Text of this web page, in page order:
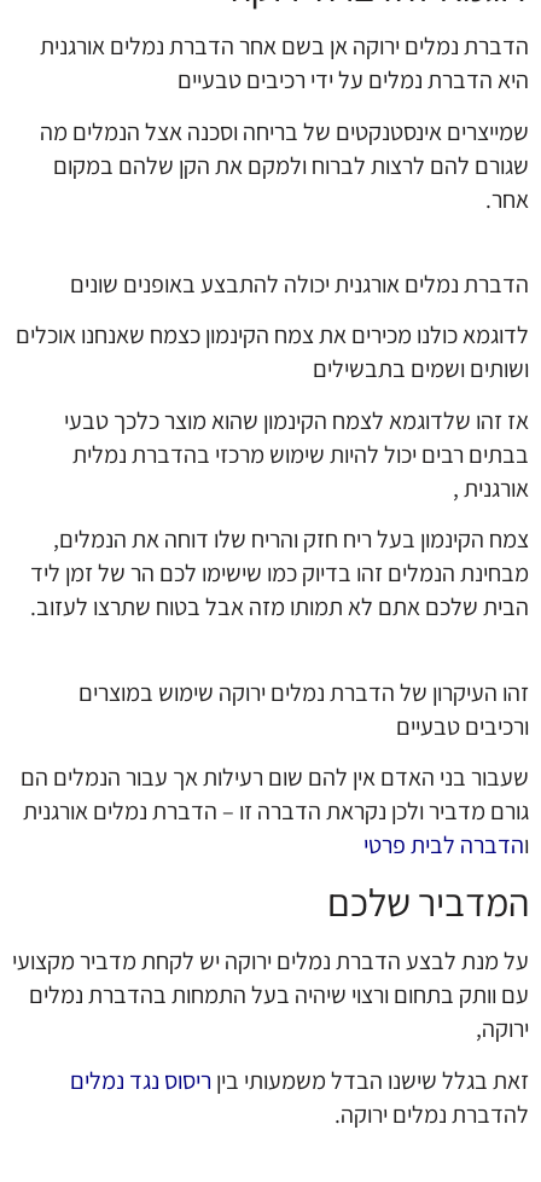
הדברת נמלים ירוקה אן בשם אחר הדברת נמלים אורגנית
היא הדברת נמלים על ידי רכיבים טבעיים
שמייצרים אינסטנקטים של בריחה וסכנה אצל הנמלים מה
שגורם להם לרצות לברוח ולמקם את הקן שלהם במקום
אחר.
הדברת נמלים אורגנית יכולה להתבצע באופנים שונים
לדוגמא כולנו מכירים את צמח הקינמון כצמח שאנחנו אוכלים
ושותים ושמים בתבשילים
אז זהו שלדוגמא לצמח הקינמון שהוא מוצר כלכך טבעי
בבתים רבים יכול להיות שימוש מרכזי בהדברת נמלית
אורגנית ,
צמח הקינמון בעל ריח חזק והריח שלו דוחה את הנמלים,
מבחינת הנמלים זהו בדיוק כמו שישימו לכם הר של זמן ליד
הבית שלכם אתם לא תמותו מזה אבל בטוח שתרצו לעזוב.
זהו העיקרון של הדברת נמלים ירוקה שימוש במוצרים
ורכיבים טבעיים
שעבור בני האדם אין להם שום רעילות אך עבור הנמלים הם
גורם מדביר ולכן נקראת הדברה זו – הדברת נמלים אורגנית
והדברה לבית פרטי
המדביר שלכם
על מנת לבצע הדברת נמלים ירוקה יש לקחת מדביר מקצועי
עם וותק בתחום ורצוי שיהיה בעל התמחות בהדברת נמלים
ירוקה,
זאת בגלל שישנו הבדל משמעותי בין ריסוס נגד נמלים
להדברת נמלים ירוקה.